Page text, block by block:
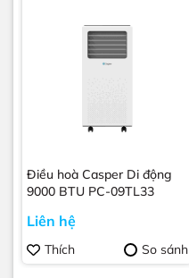
Điều hoà Casper Di động
9000 BTU PC-09TL33
Liên hệ
Thích So sánh